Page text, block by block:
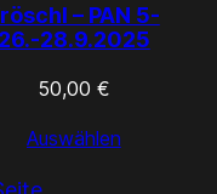
– PAN 5-
26.-28.9.2025
50,00 €
Auswählen